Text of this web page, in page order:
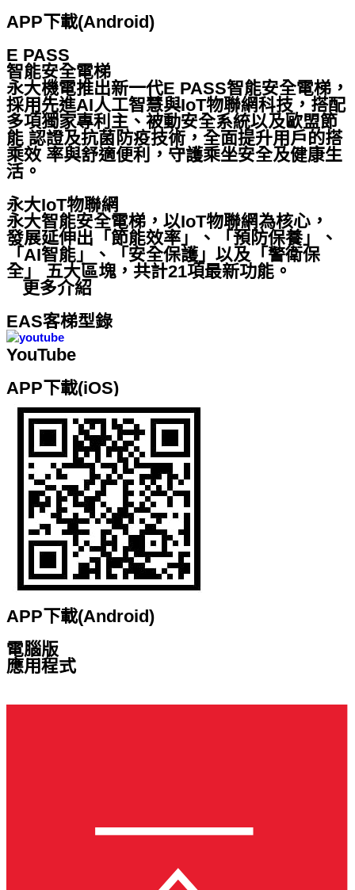
APP下載(Android)
E PASS
智能安全電梯
永大機電推出新一代E PASS智能安全電梯，
採用先進AI人工智慧與IoT物聯網科技，搭配
多項獨家專利主、被動安全系統以及歐盟節
能 認證及抗菌防疫技術，全面提升用戶的搭
乘效 率與舒適便利，守護乘坐安全及健康生
活。
永大IoT物聯網
永大智能安全電梯，以IoT物聯網為核心，
發展延伸出「節能效率」、「預防保養」、
「AI智能」、「安全保護」以及「警衛保
全」 五大區塊，共計21項最新功能。
更多介紹
EAS客梯型錄
YouTube
APP下載(iOS)
APP下載(Android)
電腦版
應用程式